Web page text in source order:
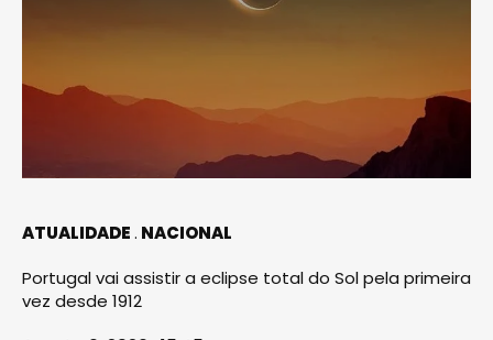
ATUALIDADE NACIONAL
Portugal vai assistir a eclipse total do Sol pela primeira
vez desde 1912